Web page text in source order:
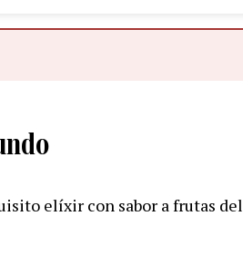
elíxir con sabor a frutas del